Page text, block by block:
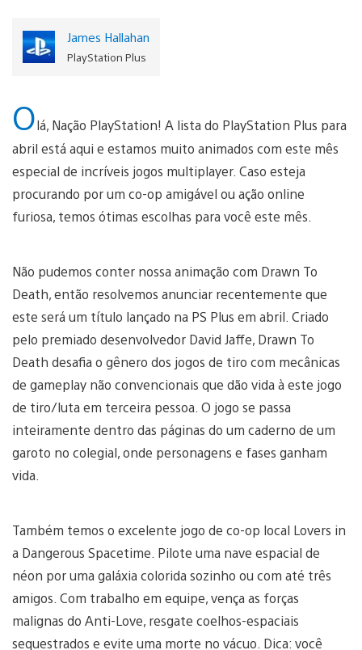
James Hallahan
PlayStation Plus
Olá, Nação PlayStation! A lista do PlayStation Plus para
abril está aqui e estamos muito animados com este mês
especial de incríveis jogos multiplayer. Caso esteja
procurando por um co-op amigável ou ação online
furiosa, temos ótimas escolhas para você este mês.
Não pudemos conter nossa animação com Drawn To
Death, então resolvemos anunciar recentemente que
este será um título lançado na PS Plus em abril. Criado
pelo premiado desenvolvedor David Jaffe, Drawn To
Death desafia o gênero dos jogos de tiro com mecânicas
de gameplay não convencionais que dão vida à este jogo
de tiro/luta em terceira pessoa. O jogo se passa
inteiramente dentro das páginas do um caderno de um
garoto no colegial, onde personagens e fases ganham
vida.
Também temos o excelente jogo de co-op local Lovers in
a Dangerous Spacetime. Pilote uma nave espacial de
néon por uma galáxia colorida sozinho ou com até três
amigos. Com trabalho em equipe, vença as forças
malignas do Anti-Love, resgate coelhos-espaciais
sequestrados e evite uma morte no vácuo. Dica: você